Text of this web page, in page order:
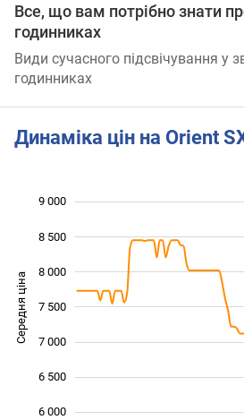
Все, що вам потрібно знати
годинниках
Види сучасного підсвічування у
годинниках
Динаміка цін на Orient
Середня ціна 6 000
6 000
6 500
7 000
7 500
8 000
8 500
9 000